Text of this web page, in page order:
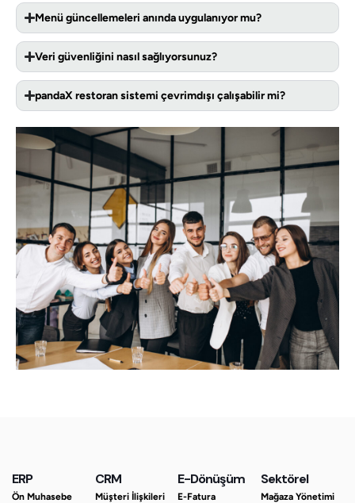
Menü güncellemeleri anında uygulanıyor mu?
Veri güvenliğini nasıl sağlıyorsunuz?
pandaX restoran sistemi çevrimdışı çalışabilir mi?
ERP
Ön Muhasebe
CRM
Müşteri İlişkileri
E-Dönüşüm
E-Fatura
Sektörel
Mağaza Yönetimi